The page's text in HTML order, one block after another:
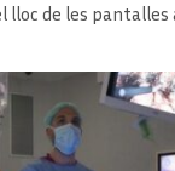
de les pantalles a